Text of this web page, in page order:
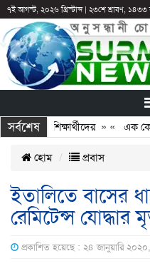
৭ই আগস্ট, ২০২৬ খ্রিস্টাব্দ| ২৩শে শ্রাবণ, ১৪৩৩
সর্বশেষ
হল শিক্ষার্থীদের» «এক কোটি
হোম প্রবাস
ইতালিতে বাসের
রেমিটেন্স যোদ্ধার
প্রকাশিত হয়েছে : ২৪ জানুয়ারি